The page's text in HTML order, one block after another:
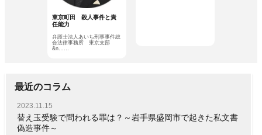
東京町田 殺人事件と責
任能力
弁護士法人あいち刑事事件総
合法律事務所 東京支部
&n……
最近のコラム
2023.11.15
替え玉受験で問われる罪は？～岩手県盛岡市で起きた私文書
偽造事件～